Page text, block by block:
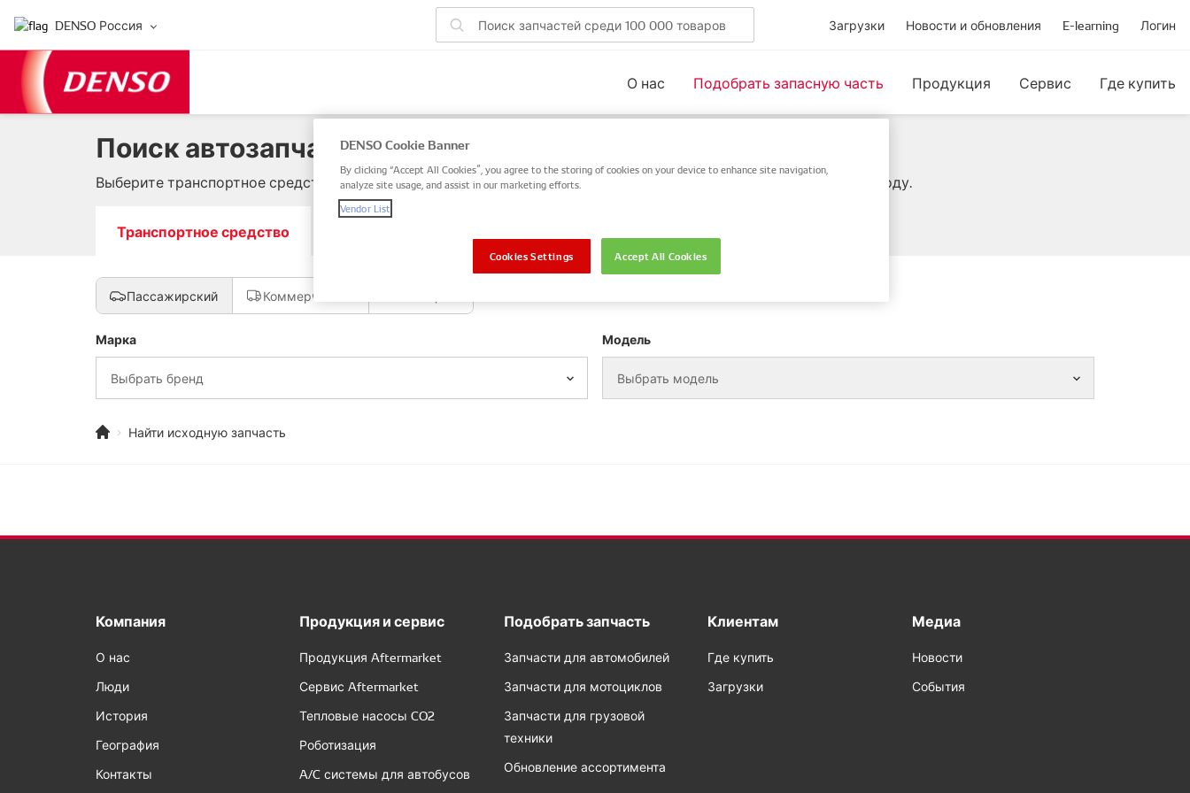
DENSO Россия Загрузки Новости и обновления E-learning Логин
О нас Подобрать запасную часть Продукция Сервис Где купить
Поиск автозапчастей для вашего транспорта
Выберите транспортное средство, введите номер запчасти DENSO или OE или выполните поиск по VIN / Frame-коду.
Транспортное средство
Пассажирский Коммерческий
Марка
Выбрать бренд
Модель
Выбрать модель
Найти исходную запчасть
Компания
О нас
Люди
История
География
Контакты
Продукция и сервис
Продукция Aftermarket
Сервис Aftermarket
Тепловые насосы CO2
Роботизация
A/C системы для автобусов
Подобрать запчасть
Запчасти для автомобилей
Запчасти для мотоциклов
Запчасти для грузовой
техники
Обновление ассортимента
Клиентам
Где купить
Загрузки
Медиа
Новости
События
DENSO Cookie Banner
By clicking “Accept All Cookies”, you agree to the storing of cookies on your device to enhance site navigation,
analyze site usage, and assist in our marketing efforts.
Vendor List
Accept All Cookies
Cookies Settings